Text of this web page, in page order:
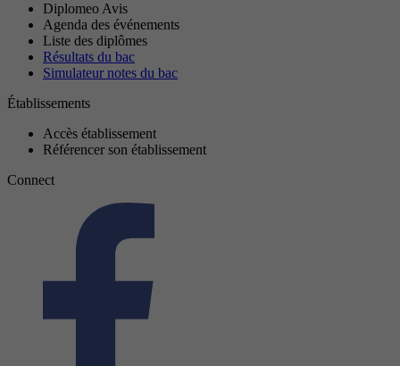
Diplomeo Avis
Agenda des événements
Liste des diplômes
Résultats du bac
Simulateur notes du bac
Établissements
Accès établissement
Référencer son établissement
Connect